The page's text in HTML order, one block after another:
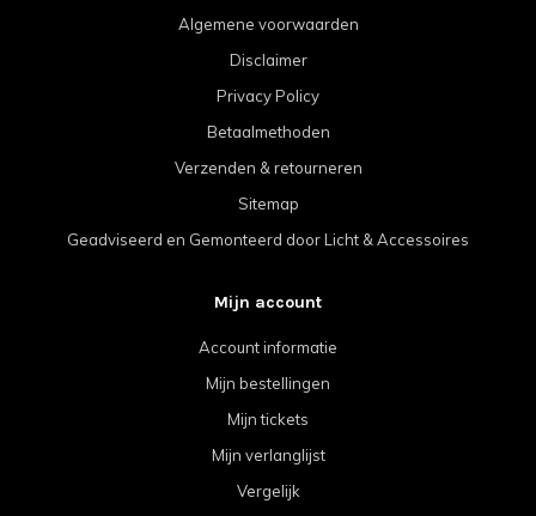
Algemene voorwaarden
Disclaimer
Privacy Policy
Betaalmethoden
Verzenden & retourneren
Sitemap
Geadviseerd en Gemonteerd door Licht & Accessoires
Mijn account
Account informatie
Mijn bestellingen
Mijn tickets
Mijn verlanglijst
Vergelijk